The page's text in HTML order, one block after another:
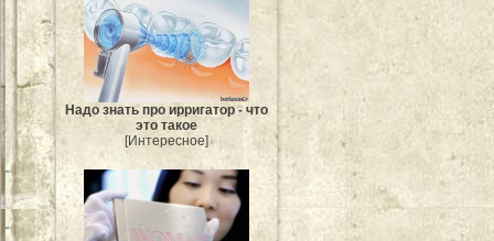
Надо знать про ирригатор - что
это такое
[Интересное]